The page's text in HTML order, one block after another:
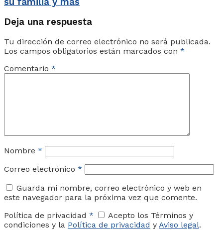
Deja una respuesta
Tu dirección de correo electrónico no será publicada.
Los campos obligatorios están marcados con *
Comentario *
Nombre *
Correo electrónico *
Guarda mi nombre, correo electrónico y web en
este navegador para la próxima vez que comente.
Política de privacidad *
Acepto los Términos y
condiciones y la Política de privacidad y Aviso legal.